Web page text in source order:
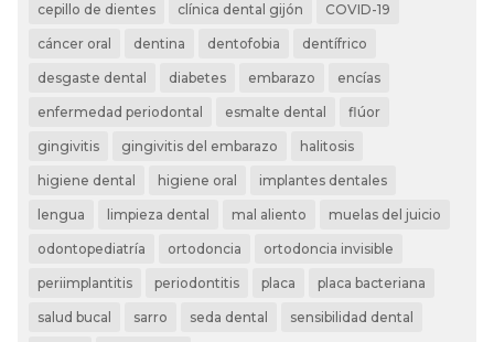
cepillo de dientes clínica dental gijón COVID-19
cáncer oral dentina dentofobia dentífrico
desgaste dental diabetes embarazo encías
enfermedad periodontal esmalte dental flúor
gingivitis gingivitis del embarazo halitosis
higiene dental higiene oral implantes dentales
lengua limpieza dental mal aliento muelas del juicio
odontopediatría ortodoncia ortodoncia invisible
periimplantitis periodontitis placa placa bacteriana
salud bucal sarro seda dental sensibilidad dental